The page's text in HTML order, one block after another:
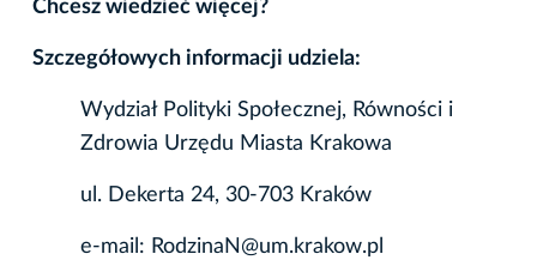
Chcesz wiedzieć więcej?
Szczegółowych informacji udziela:
Wydział Polityki Społecznej, Równości i
Zdrowia Urzędu Miasta Krakowa
ul. Dekerta 24, 30-703 Kraków
e-mail: RodzinaN@um.krakow.pl